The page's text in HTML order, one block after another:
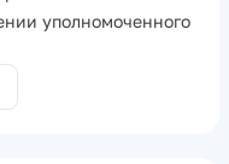
уполномоченного